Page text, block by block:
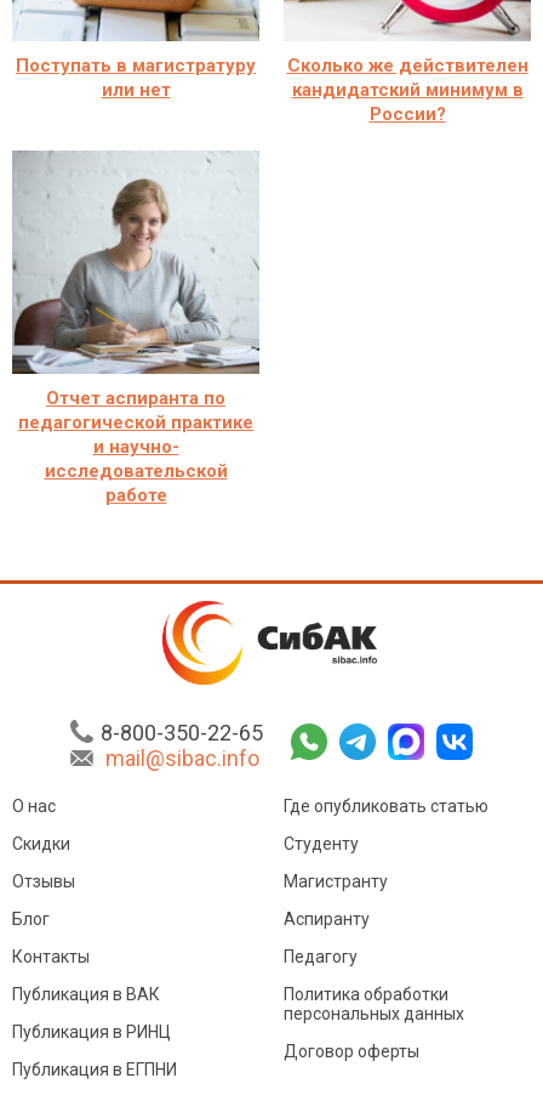
Поступать в магистратуру
или нет
Сколько же действителен
кандидатский минимум в
России?
Отчет аспиранта по
педагогической практике
и научно-
исследовательской
работе
8-800-350-22-65
mail@sibac.info
О нас
Скидки
Отзывы
Блог
Контакты
Где опубликовать статью
Студенту
Магистранту
Аспиранту
Педагогу
Публикация в ВАК
Публикация в РИНЦ
Публикация в ЕГПНИ
Политика обработки
персональных данных
Договор оферты